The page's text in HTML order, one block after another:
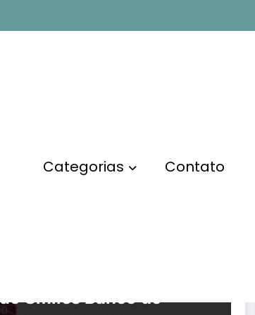
Categorias Contato
Smiles Banco do